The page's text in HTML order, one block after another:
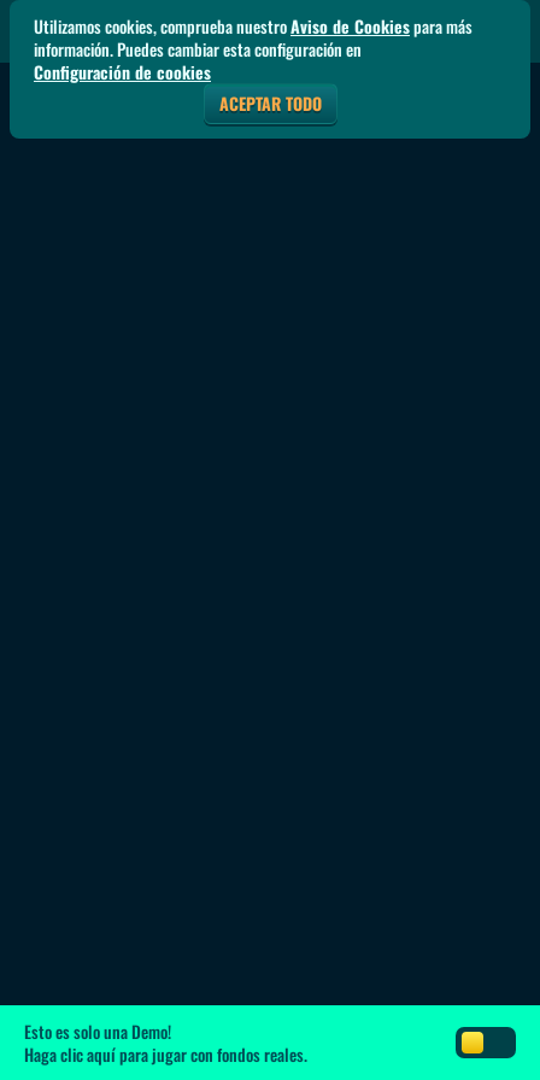
Esto es solo una Demo!
Haga clic aquípara jugar con fondos reales.
Utilizamos cookies, comprueba nuestroAviso de Cookiespara más
información. Puedes cambiar esta configuración en
Configuración de cookies
ACEPTAR TODO